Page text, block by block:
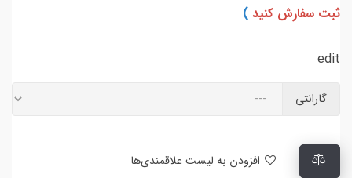
ثبت سفارش کنید )
edit
گارانتی